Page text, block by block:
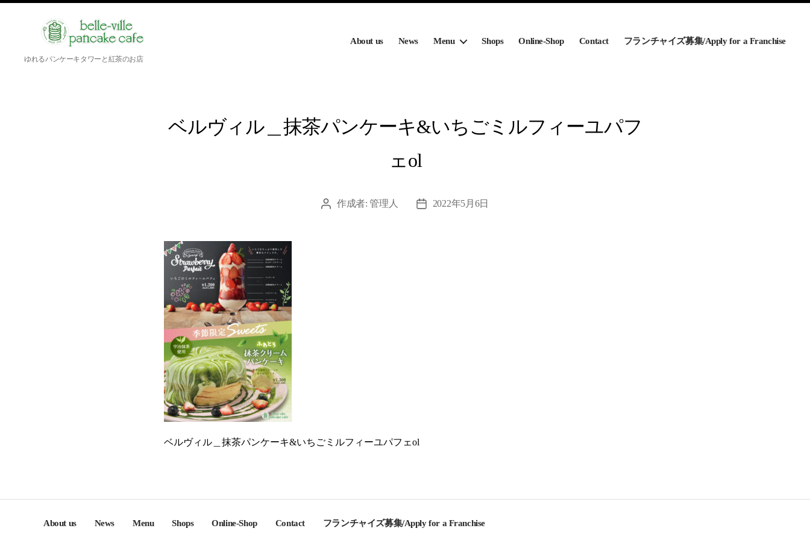
belle-
ゆれるパンケーキタワーと紅茶のお店
About us News Menu Shops Online-Shop Contact フランチャイズ募集/Apply for a Franchise
ベルヴィル＿抹茶パンケーキ&いちごミルフィーユパフ
ェol
投 作成者:管理人
投
2022年5月6日
ベルヴィル＿抹茶パンケーキ&いちごミルフィーユパフェol
About us News Menu Shops Online-Shop Contact フランチャイズ募集/Apply for a Franchise